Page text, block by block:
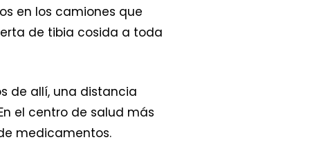
en los camiones que
de tibia cosida a toda
de allí, una distancia
el centro de salud más
medicamentos.